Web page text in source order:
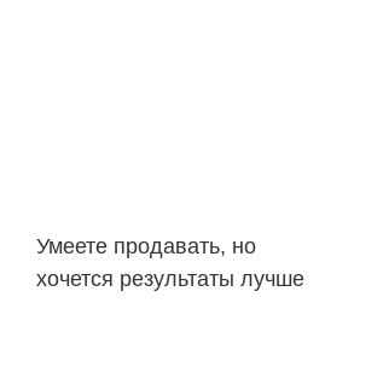
Умеете продавать, но
хочется результаты лучше